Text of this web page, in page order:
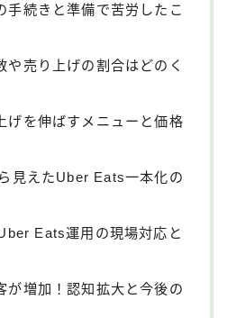
続きと準備で苦労したこ
売り上げの割合はどのく
げを伸ばすメニューと価格
見えたUber Eats一本化の
Eats運用の現場対応と
が増加！認知拡大と今後の